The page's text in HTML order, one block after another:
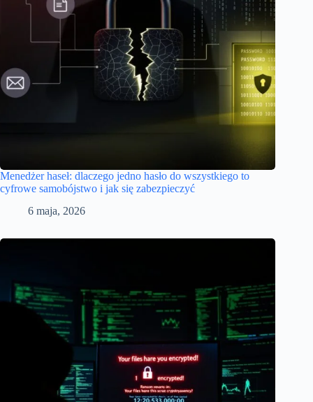
Menedżer haseł: dlaczego jedno hasło do wszystkiego to
cyfrowe samobójstwo i jak się zabezpieczyć
6 maja, 2026